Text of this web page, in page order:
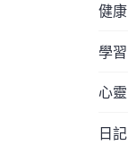
健康
學習
心靈
日記